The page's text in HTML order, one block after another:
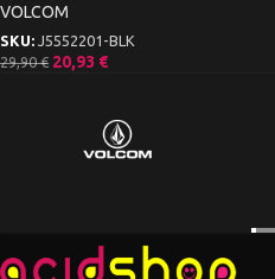
VOLCOM
SKU: J5552201-BLK
29,90€ 20,93 €